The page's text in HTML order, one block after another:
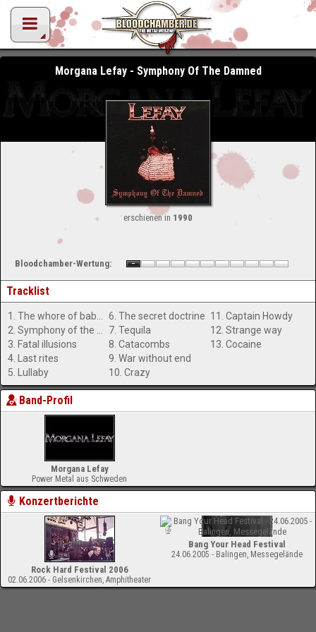
Morgana Lefay - Symphony Of The Damned
erschienen in 1990
Bloodchamber-Wertung:
Tracklist
3. Fatal illusions
4. Last rites
5. Lullaby
6. The secret doctrine
7. Tequila
8. Catacombs
9. War without end
10. Crazy
11. Captain Howdy
12. Strange way
13. Cocaine
Band-Profil
Morgana Lefay
Power Metal aus Schweden
Konzertberichte
Rock Hard Festival 2006
02.06.2006 - Gelsenkirchen, Amphitheater
Bang Your Head Festival
24.06.2005 - Balingen, Messegelände